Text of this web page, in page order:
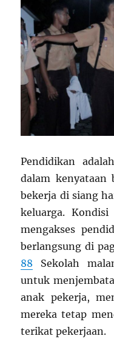
Pendidikan
dalam kenyataan
bekerja di siang
keluarga.
mengakses
berlangsung di
88 Sekolah
untuk
anak pekerja,
mereka tetap
terikat pekerjaan.